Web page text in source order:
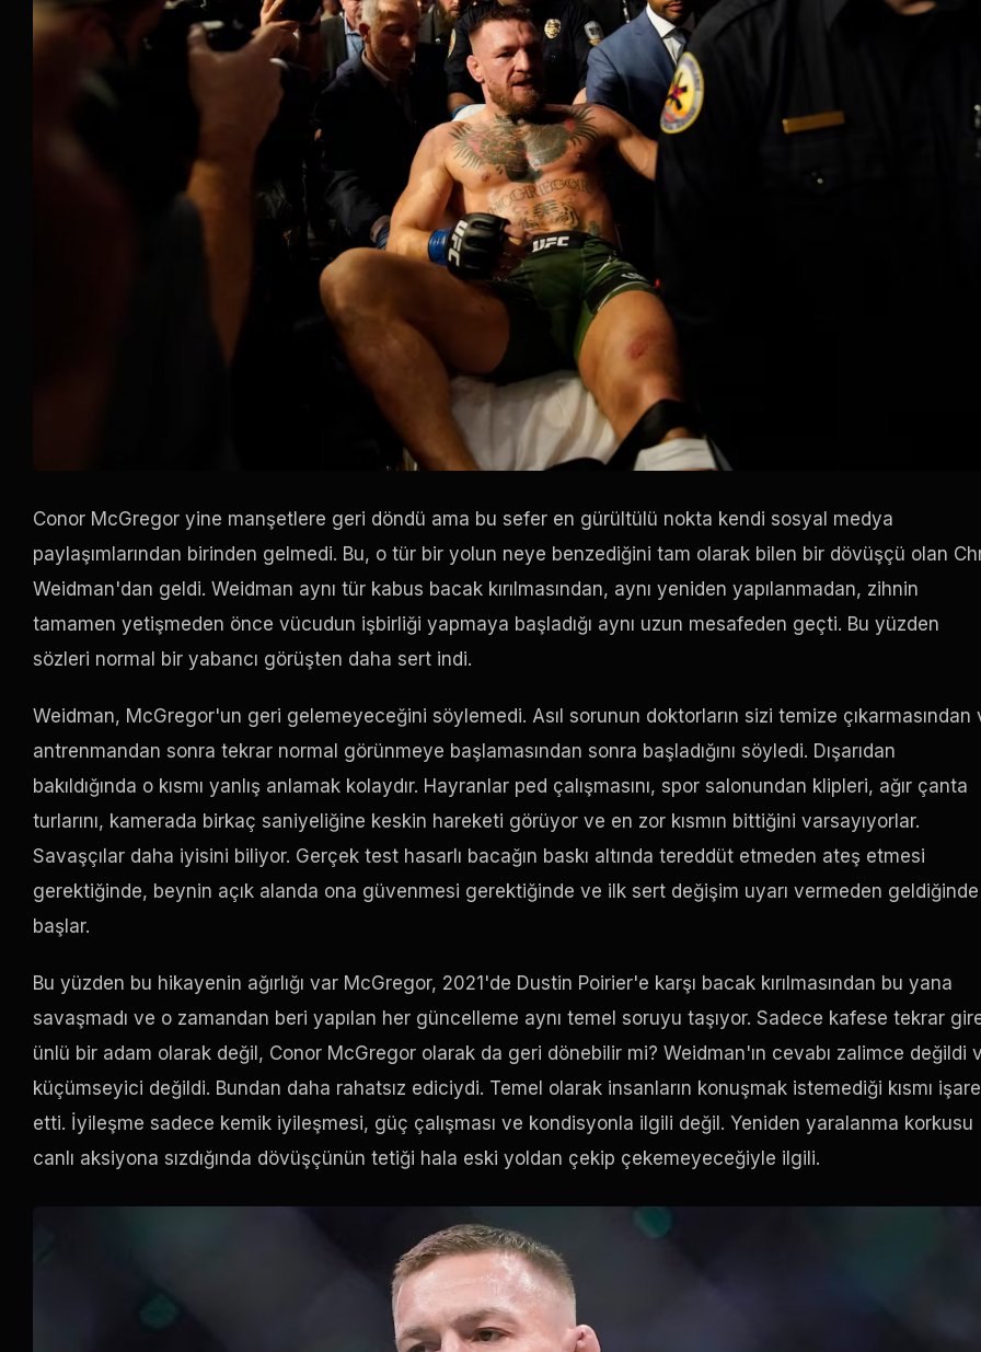
Conor McGregor yine manşetlere geri döndü ama bu sefer en gürültülü nokta kendi sosyal medya
paylaşımlarından birinden gelmedi. Bu, o tür bir yolun neye benzediğini tam olarak bilen bir dövüşçü olan
Weidman'dan geldi. Weidman aynı tür kabus bacak kırılmasından, aynı yeniden yapılanmadan, zihnin
tamamen yetişmeden önce vücudun işbirliği yapmaya başladığı aynı uzun mesafeden geçti. Bu yüzden
sözleri normal bir yabancı görüşten daha sert indi.
Weidman, McGregor'un geri gelemeyeceğini söylemedi. Asıl sorunun doktorların sizi temize çıkarmasından
antrenmandan sonra tekrar normal görünmeye başlamasından sonra başladığını söyledi. Dışarıdan
bakıldığında o kısmı yanlış anlamak kolaydır. Hayranlar ped çalışmasını, spor salonundan klipleri, ağır çanta
turlarını, kamerada birkaç saniyeliğine keskin hareketi görüyor ve en zor kısmın bittiğini varsayıyorlar.
Savaşçılar daha iyisini biliyor. Gerçek test hasarlı bacağın baskı altında tereddüt etmeden ateş etmesi
gerektiğinde, beynin açık alanda ona güvenmesi gerektiğinde ve ilk sert değişim uyarı vermeden geldiğinde
başlar.
Bu yüzden bu hikayenin ağırlığı var McGregor, 2021'de Dustin Poirier'e karşı bacak kırılmasından bu yana
savaşmadı ve o zamandan beri yapılan her güncelleme aynı temel soruyu taşıyor. Sadece kafese tekrar
ünlü bir adam olarak değil, Conor McGregor olarak da geri dönebilir mi? Weidman'ın cevabı zalimce değildi
küçümseyici değildi. Bundan daha rahatsız ediciydi. Temel olarak insanların konuşmak istemediği kısmı
etti. İyileşme sadece kemik iyileşmesi, güç çalışması ve kondisyonla ilgili değil. Yeniden yaralanma korkusu
canlı aksiyona sızdığında dövüşçünün tetiği hala eski yoldan çekip çekemeyeceğiyle ilgili.